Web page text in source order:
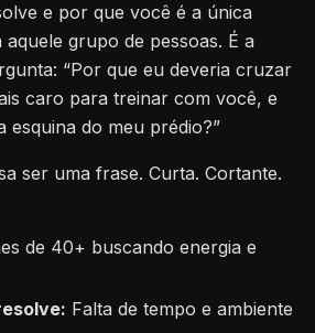
e por que você é a única
grupo de pessoas. É a
“Por que eu deveria cruzar
caro para treinar com você, e
esquina do meu prédio?”
ser uma frase. Curta. Cortante.
de 40+ buscando energia e
Falta de tempo e ambiente